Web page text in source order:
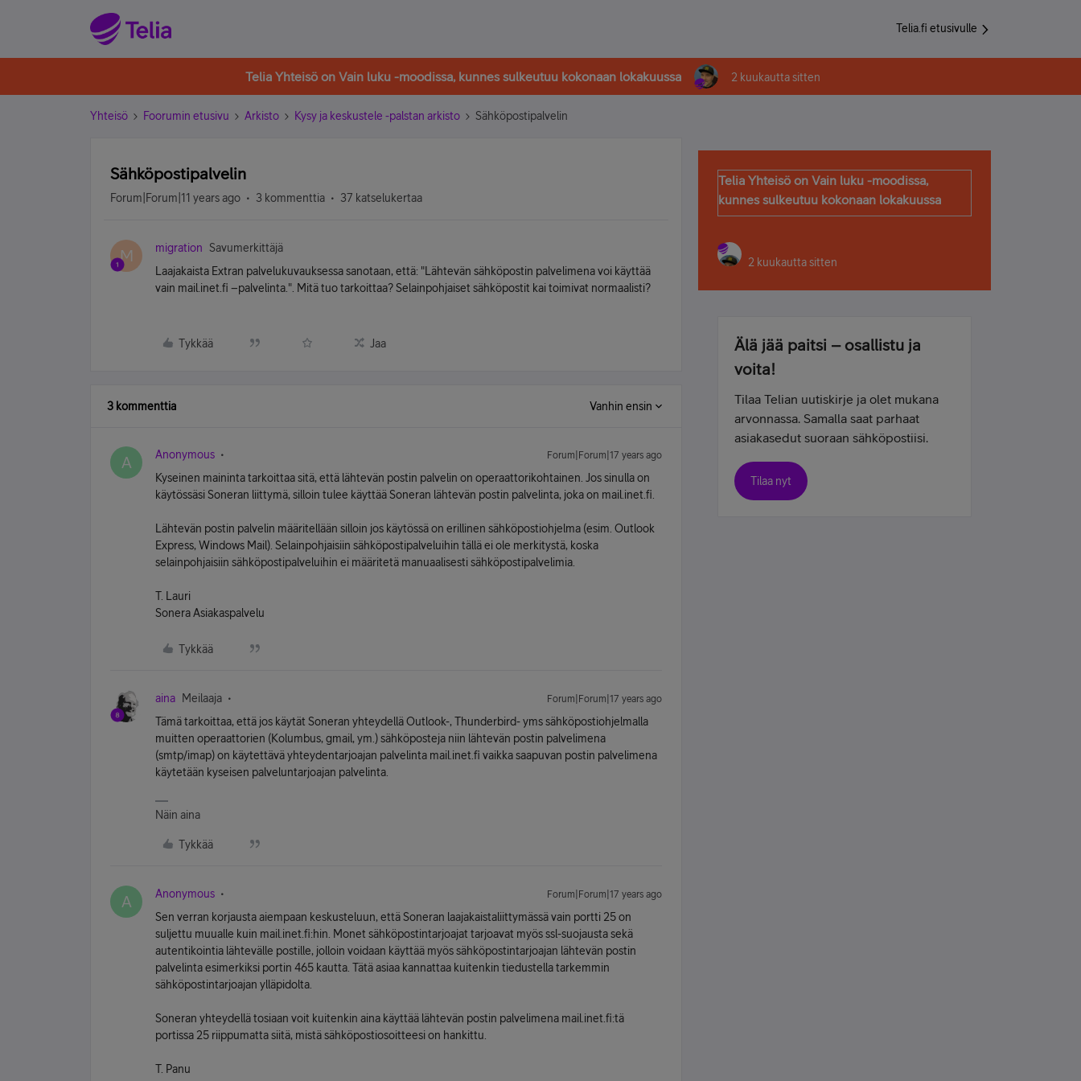
Telia.fi etusivulle
Telia Yhteisö on Vain luku -moodissa, kunnes sulkeutuu kokonaan lokakuussa 2 kuukautta sitten
Yhteisö Foorumin etusivu Arkisto Kysy ja keskustele -palstan arkisto Sähköpostipalvelin
Sähköpostipalvelin
Forum|Forum|11 years ago 3 kommenttia 37 katselukertaa
M migration
Savumerkittäjä
Laajakaista Extran palvelukuvauksessa sanotaan, että: "Lähtevän sähköpostin palvelimena voi käyttää
vain mail.inet.fi –palvelinta.". Mitä tuo tarkoittaa? Selainpohjaiset sähköpostit kai toimivat normaalisti?
Tykkää Jaa
3 kommenttia Vanhin ensin
A Anonymous Forum|Forum|17 years ago
Kyseinen maininta tarkoittaa sitä, että lähtevän postin palvelin on operaattorikohtainen. Jos sinulla on
käytössäsi Soneran liittymä, silloin tulee käyttää Soneran lähtevän postin palvelinta, joka on mail.inet.fi.
Lähtevän postin palvelin määritellään silloin jos käytössä on erillinen sähköpostiohjelma (esim. Outlook
Express, Windows Mail). Selainpohjaisiin sähköpostipalveluihin tällä ei ole merkitystä, koska
selainpohjaisiin sähköpostipalveluihin ei määritetä manuaalisesti sähköpostipalvelimia.
T. Lauri
Sonera Asiakaspalvelu
Tykkää
aina Meilaaja Forum|Forum|17 years ago
Tämä tarkoittaa, että jos käytät Soneran yhteydellä Outlook-, Thunderbird- yms sähköpostiohjelmalla
muitten operaattorien (Kolumbus, gmail, ym.) sähköposteja niin lähtevän postin palvelimena
(smtp/imap) on käytettävä yhteydentarjoajan palvelinta mail.inet.fi vaikka saapuvan postin palvelimena
käytetään kyseisen palveluntarjoajan palvelinta.
Näin aina
Tykkää
A Anonymous Forum|Forum|17 years ago
Sen verran korjausta aiempaan keskusteluun, että Soneran laajakaistaliittymässä vain portti 25 on
suljettu muualle kuin mail.inet.fi:hin. Monet sähköpostintarjoajat tarjoavat myös ssl-suojausta sekä
autentikointia lähtevälle postille, jolloin voidaan käyttää myös sähköpostintarjoajan lähtevän postin
palvelinta esimerkiksi portin 465 kautta. Tätä asiaa kannattaa kuitenkin tiedustella tarkemmin
sähköpostintarjoajan ylläpidolta.
Soneran yhteydellä tosiaan voit kuitenkin aina käyttää lähtevän postin palvelimena mail.inet.fi:tä
portissa 25 riippumatta siitä, mistä sähköpostiosoitteesi on hankittu.
T. Panu
Telia Yhteisö on Vain luku -moodissa,
kunnes sulkeutuu kokonaan lokakuussa
2 kuukautta sitten
Älä jää paitsi – osallistu ja
voita!
Tilaa Telian uutiskirje ja olet mukana
arvonnassa. Samalla saat parhaat
asiakasedut suoraan sähköpostiisi.
Tilaa nyt